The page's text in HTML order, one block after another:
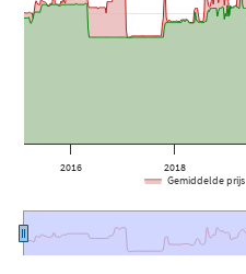
2016 2018
Gemiddelde prijs